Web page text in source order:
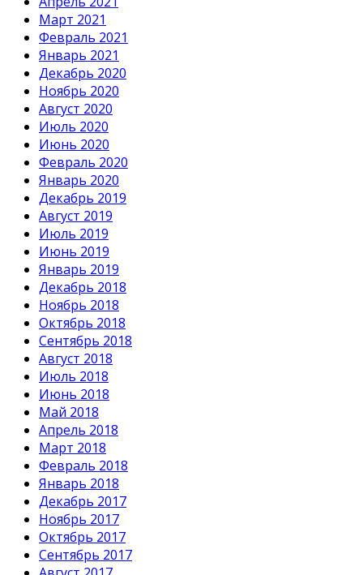
Март 2021
Февраль 2021
Январь 2021
Декабрь 2020
Ноябрь 2020
Август 2020
Июль 2020
Июнь 2020
Февраль 2020
Январь 2020
Декабрь 2019
Август 2019
Июль 2019
Июнь 2019
Январь 2019
Декабрь 2018
Ноябрь 2018
Октябрь 2018
Сентябрь 2018
Август 2018
Июль 2018
Июнь 2018
Май 2018
Апрель 2018
Март 2018
Февраль 2018
Январь 2018
Декабрь 2017
Ноябрь 2017
Октябрь 2017
Сентябрь 2017